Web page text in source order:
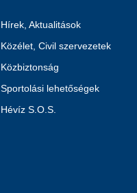
Hírek, Aktualitások
Közélet, Civil szervezetek
Közbiztonság
Sportolási lehetőségek
Hévíz S.O.S.